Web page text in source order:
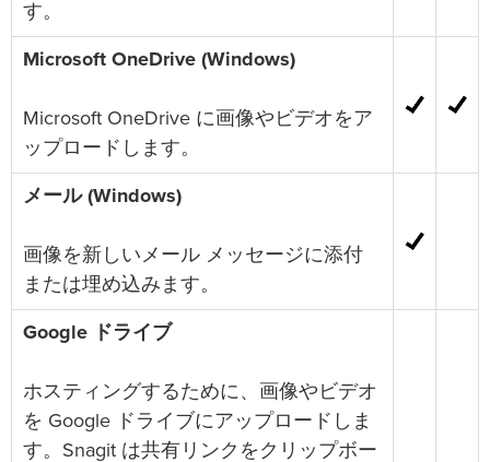
す。
Microsoft OneDrive (Windows)
Microsoft OneDrive に画像やビデオをア
ップロードします。
メール (Windows)
画像を新しいメール メッセージに添付
または埋め込みます。
Google ドライブ
ホスティングするために、画像やビデオ
を Google ドライブにアップロードしま
す。Snagit は共有リンクをクリップボー